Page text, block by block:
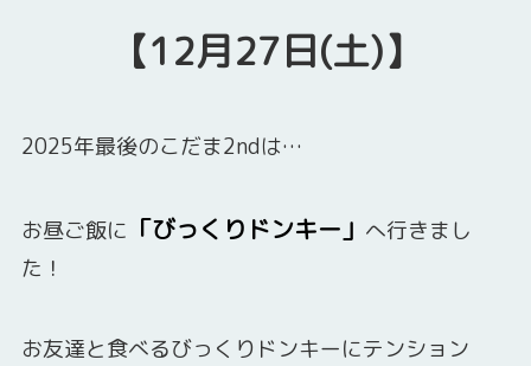
【12月27日(土)】
2025年最後のこだま2ndは…
お昼ご飯に 「びっくりドンキー」 へ行きまし
た！
お友達と食べるびっくりドンキーにテンション